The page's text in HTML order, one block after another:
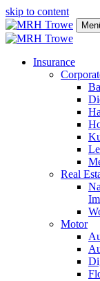
skip to content
Insurance
Real
Motor